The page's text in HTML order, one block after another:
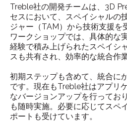
Treble社の開発チームは、3D
セスにおいて、スペイシャルの
ジャー（TAM）から技術支援を
ワークショップでは、具体的な
経験で積み上げられたスペイシ
スも共有され、効率的な統合作
初期ステップも含めて、統合に
です。現在もTreble社はアプリ
なバージョンアップを行ってお
も随時実施。必要に応じてスペ
ポートも受けています。